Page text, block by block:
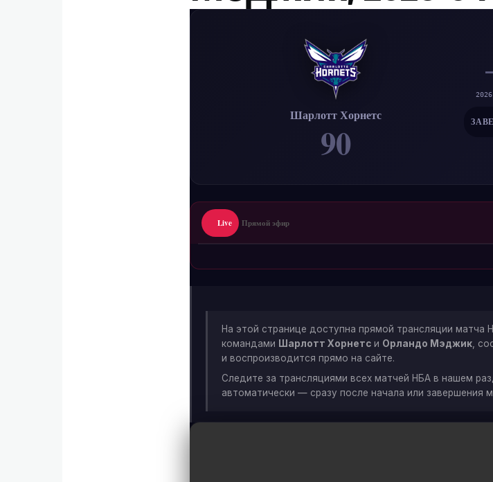
Шарлотт Хорнетс
90
Live Прямой эфир
На этой странице доступна прямой трансляции
командами Шарлотт Хорнетс и Орландо Мэджик ,
и воспроизводится прямо на сайте.
Следите за трансляциями всех матчей НБА в нашем
автоматически — сразу после начала или завершения